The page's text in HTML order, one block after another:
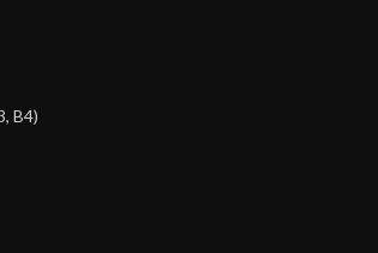
B4)